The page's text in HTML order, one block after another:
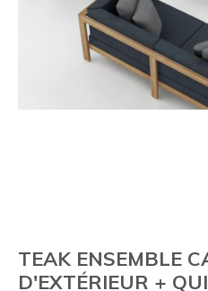
TEAK ENSEMBLE
D'EXTÉRIEUR +